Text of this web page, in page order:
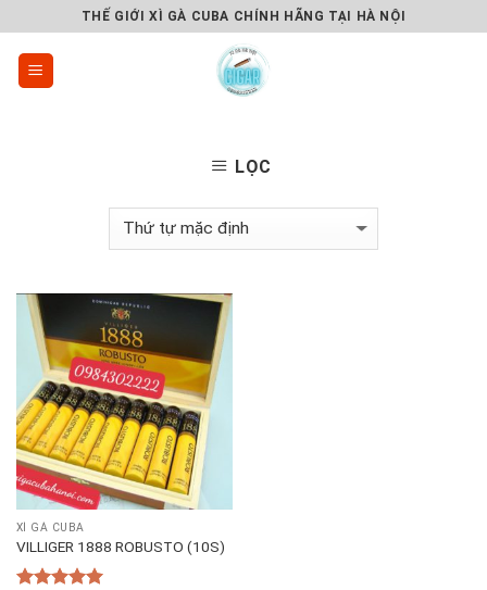
to
content
THẾ GIỚI XÌ GÀ CUBA CHÍNH HÃNG TẠI HÀ NỘI
LỌC
XÌ GÀ CUBA
VILLIGER 1888 ROBUSTO (10S)